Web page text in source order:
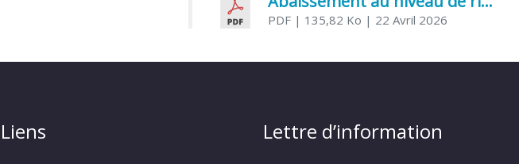
PDF | 135,82 Ko | 22 Avril 2026
Liens Lettre d’information